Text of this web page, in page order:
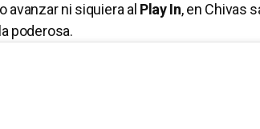
avanzar ni siquiera al Play In, en Chivas
poderosa.